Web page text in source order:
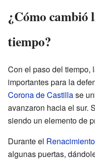
¿Cómo cambió
tiempo?
Con el paso del tiempo,
importantes para la
Corona de Castillase
avanzaron hacia el sur.
siendo un elemento de
Durante el Renacimiento
algunas puertas,